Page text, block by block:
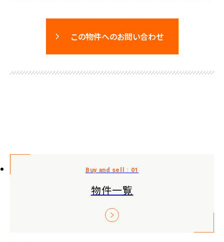
この物件へのお問い合わせ
物件一覧